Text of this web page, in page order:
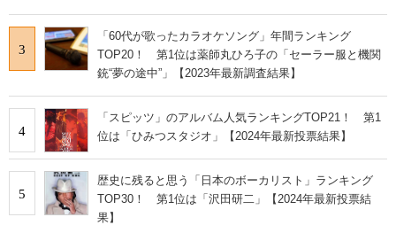
3
「60代が歌ったカラオケソング」年間ランキング
TOP20！ 第1位は薬師丸ひろ子の「セーラー服と機関
銃“夢の途中”」【2023年最新調査結果】
4
「スピッツ」のアルバム人気ランキングTOP21！ 第1
位は「ひみつスタジオ」【2024年最新投票結果】
5
歴史に残ると思う「日本のボーカリスト」ランキング
TOP30！ 第1位は「沢田研二」【2024年最新投票結
果】